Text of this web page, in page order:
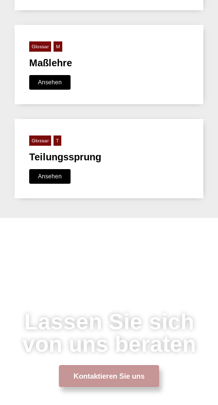
Glossar M
Maßlehre
Ansehen
Glossar T
Teilungssprung
Ansehen
Lassen Sie sich
von uns beraten
Kontaktieren Sie uns